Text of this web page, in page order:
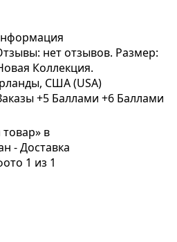
нет отзывов. Размер:
Коллекция.
США (USA)
+5 Баллами +6 Баллами